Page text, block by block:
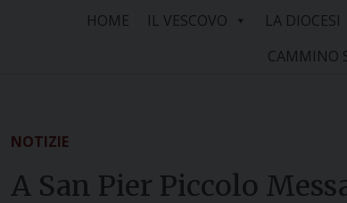
HOME IL VESCOVO LA DIOCESI
CAMMINO
NOTIZIE
A San Pier Piccolo